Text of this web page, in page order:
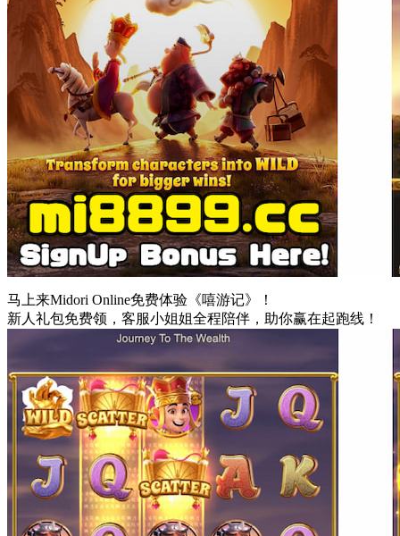
马上来Midori Online免费体验《嘻游记》！
新人礼包免费领，客服小姐姐全程陪伴，助你赢在起跑线！